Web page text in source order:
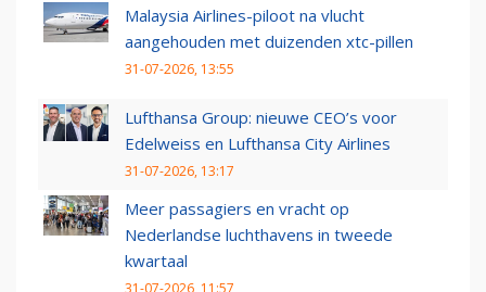
Malaysia Airlines-piloot na vlucht
aangehouden met duizenden xtc-pillen
31-07-2026, 13:55
Lufthansa Group: nieuwe CEO’s voor
Edelweiss en Lufthansa City Airlines
31-07-2026, 13:17
Meer passagiers en vracht op
Nederlandse luchthavens in tweede
kwartaal
31-07-2026, 11:57